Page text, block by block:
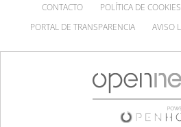
CONTACTO POLÍTICA DE COOKIES
PORTAL DE TRANSPARENCIA
AVISO